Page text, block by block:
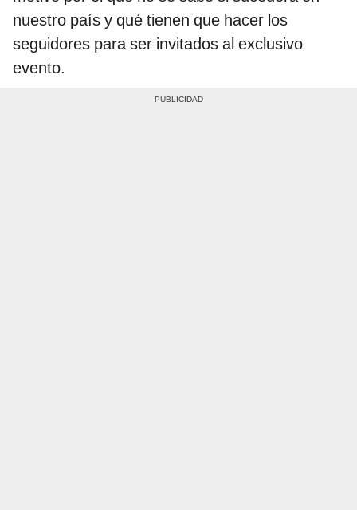
nuestro país y qué tienen que hacer los
seguidores para ser invitados al exclusivo
evento.